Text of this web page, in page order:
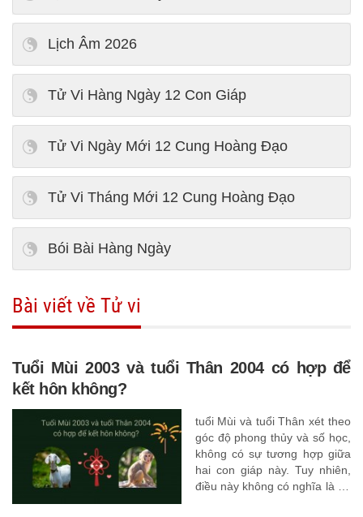
Lịch Âm 2026
Tử Vi Hàng Ngày 12 Con Giáp
Tử Vi Ngày Mới 12 Cung Hoàng Đạo
Tử Vi Tháng Mới 12 Cung Hoàng Đạo
Bói Bài Hàng Ngày
Bài viết về Tử vi
Tuổi Mùi 2003 và tuổi Thân 2004 có hợp để
kết hôn không?
tuổi Mùi và tuổi Thân xét theo
góc độ phong thủy và số học,
không có sự tương hợp giữa
hai con giáp này. Tuy nhiên,
điều này không có nghĩa là họ